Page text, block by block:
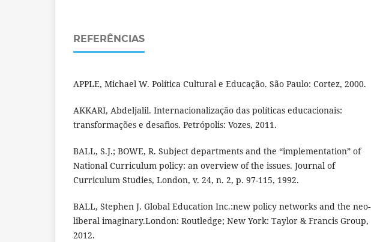
REFERÊNCIAS
APPLE, Michael W. Política Cultural e Educação. São Paulo: Cortez, 2000.
AKKARI, Abdeljalil. Internacionalização das políticas educacionais:
transformações e desafios. Petrópolis: Vozes, 2011.
BALL, S.J.; BOWE, R. Subject departments and the “implementation” of
National Curriculum policy: an overview of the issues. Journal of
Curriculum Studies, London, v. 24, n. 2, p. 97-115, 1992.
BALL, Stephen J. Global Education Inc.:new policy networks and the neo-
liberal imaginary.London: Routledge; New York: Taylor & Francis Group,
2012.